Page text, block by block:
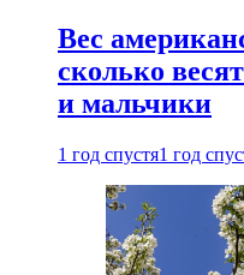
Вес
сколько
и мальчики
1 год спустя1 год